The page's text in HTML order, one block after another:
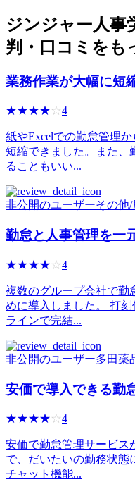
ジンジャー人事
判・口コミをも
業務作業が大幅に短
☆☆☆☆☆
★★★★★4
紙やExcelでの勤怠管理
短縮できました。また、
ることもいい...
非公開のユーザーその他/
勤怠と人事管理を一
☆☆☆☆☆
★★★★★4
複数のグループ会社で勤
めに導入しました。 打
ラインで完結...
非公開のユーザー多田薬
安価で導入できる勤
☆☆☆☆☆
★★★★★4
安価で勤怠管理サービス
で、だいたいの勤務状態
チャット機能...